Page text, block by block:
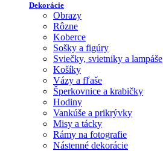
Dekorácie
Obrazy
Rôzne
Koberce
Sošky a figúry
Sviečky, svietniky a lampáše
Košíky
Vázy a fľaše
Šperkovnice a krabičky
Hodiny
Vankúše a prikrývky
Misy a tácky
Rámy na fotografie
Nástenné dekorácie